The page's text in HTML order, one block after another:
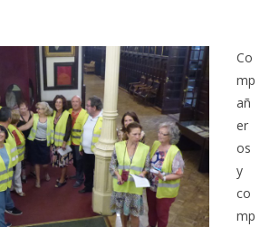
Co
mp
añ
er
os
y
co
mp